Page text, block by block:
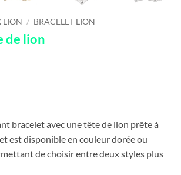
LION / BRACELET LION
de lion
bracelet avec une tête de lion prête à
est disponible en couleur dorée ou
de choisir entre deux styles plus